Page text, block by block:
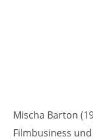
Mischa Barton
Filmbusiness